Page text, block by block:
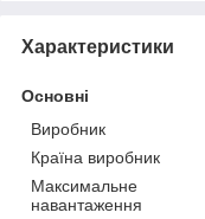
Характеристики
Основні
Виробник
Країна виробник
Максимальне
навантаження